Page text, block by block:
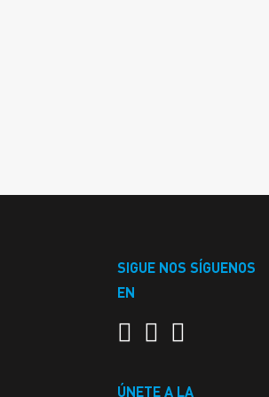
SIGUE NOS SÍGUENOS
EN
ÚNETE A LA